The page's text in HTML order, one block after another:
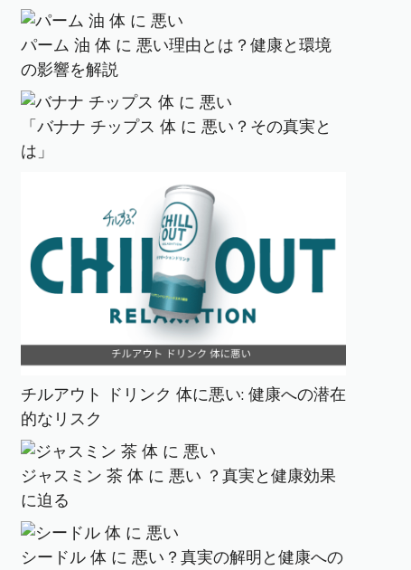
パーム 油 体 に 悪い理由とは？健康と環境
の影響を解説
「バナナ チップス 体 に 悪い？その真実と
は」
チルアウト ドリンク 体に悪い: 健康への潜在
的なリスク
ジャスミン 茶 体 に 悪い ？真実と健康効果
に迫る
シードル 体 に 悪い？真実の解明と健康への